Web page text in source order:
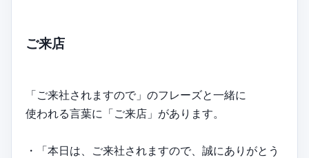
ご来店
「ご来社されますので」のフレーズと一緒に
使われる言葉に「ご来店」があります。
・「本日は、ご来社されますので、誠にありがとう